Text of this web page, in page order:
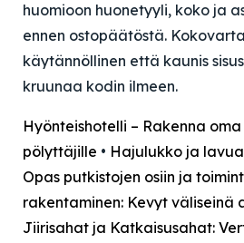
huomioon huonetyyli, koko ja
ennen ostopäätöstä.
käytännöllinen että kaunis
kruunaa kodin ilmeen.
Hyönteishotelli – Rakenna
pölyttäjille • Hajulukko ja
Opas putkistojen osiin ja
rakentaminen: Kevyt väliseinä
Jiirisahat ja Katkaisusahat: